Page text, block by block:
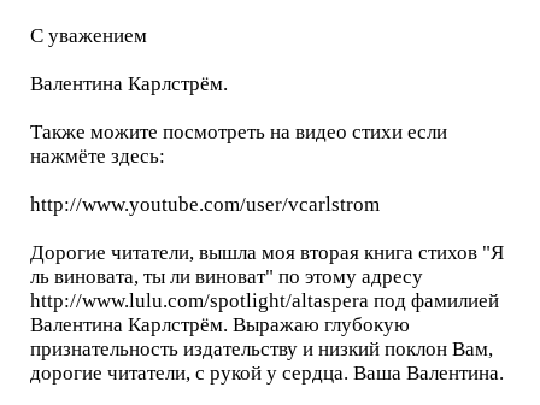
С уважением
Валентина Карлстрём.
Также можите посмотреть на видео стихи если
нажмёте здесь:
http://www.youtube.com/user/vcarlstrom
Дорогие читатели, вышла моя вторая книга стихов "Я
ль виновата, ты ли виноват" по этому адресу
http://www.lulu.com/spotlight/altaspera под фамилией
Валентина Карлстрём. Выражаю глубокую
признательность издательству и низкий поклон Вам,
дорогие читатели, с рукой у сердца. Ваша Валентина.